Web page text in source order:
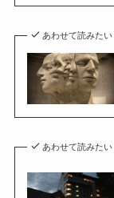
あわせて読みたい
あわせて読みたい